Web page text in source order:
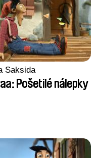
Saksida
Pošetilé nálepky